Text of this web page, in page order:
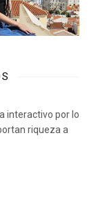
interactivo por lo
riqueza a